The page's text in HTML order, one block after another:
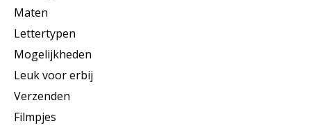
Maten
Lettertypen
Mogelijkheden
Leuk voor erbij
Verzenden
Filmpjes